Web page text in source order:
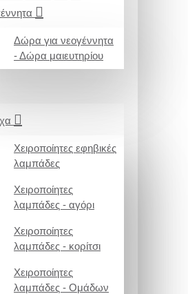
Δώρα για νεογέννητα
- Δώρα μαιευτηρίου
Χειροποίητες εφηβικές
λαμπάδες
Χειροποίητες
λαμπάδες - αγόρι
Χειροποίητες
λαμπάδες - κορίτσι
Χειροποίητες
λαμπάδες - Ομάδων